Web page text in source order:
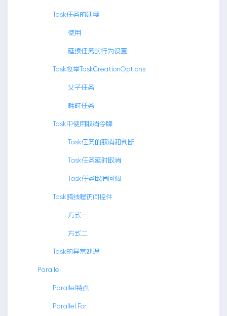
Task任务的延续
使用
延续任务的行为设置
Task枚举TaskCreationOptions
父子任务
耗时任务
Task中使用取消令牌
Task任务的取消和判断
Task任务延时取消
Task任务取消回调
Task跨线程访问控件
方式一
方式二
Task的异常处理
Parallel
Parallel特点
Parallel.For